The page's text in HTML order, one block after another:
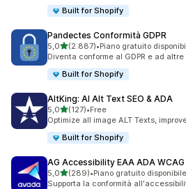
Built for Shopify
Pandectes Conformità GDPR
5,0stelle su 5
(2.887)
2887 recensioni totali
•Piano gratuito
Diventa conforme al GDPR e ad
Built for Shopify
AltKing: AI Alt Text SEO & ADA
5,0stelle su 5
(127)
127 recensioni totali
•Free
Optimize all image ALT Texts,
Built for Shopify
AG Accessibility EAA ADA WCAG
5,0stelle su 5
(289)
289 recensioni totali
•Piano gratuito disponibile
Supporta la conformità